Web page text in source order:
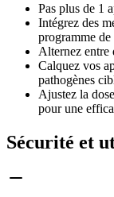
Pas plus de 1
Intégrez des
programme
Alternez entre
Calquez vos
pathogènes
Ajustez la
pour une
Sécurité et